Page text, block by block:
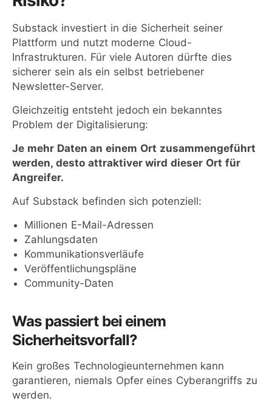
Substack investiert in die Sicherheit seiner
Plattform und nutzt moderne Cloud-
Infrastrukturen. Für viele Autoren dürfte dies
sicherer sein als ein selbst betriebener
Newsletter-Server.
Gleichzeitig entsteht jedoch ein bekanntes
Problem der Digitalisierung:
Je mehr Daten an einem Ort zusammengeführt
werden, desto attraktiver wird dieser Ort für
Angreifer.
Auf Substack befinden sich potenziell:
Millionen E-Mail-Adressen
Zahlungsdaten
Kommunikationsverläufe
Veröffentlichungspläne
Community-Daten
Was passiert bei einem
Sicherheitsvorfall?
Kein großes Technologieunternehmen kann
garantieren, niemals Opfer eines Cyberangriffs zu
werden.